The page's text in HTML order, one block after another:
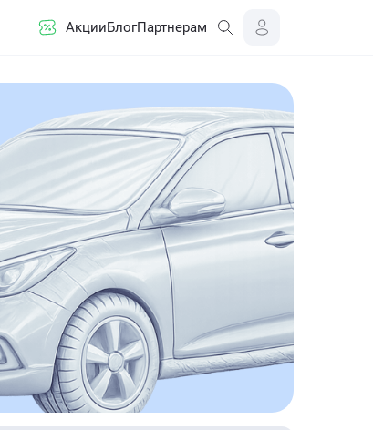
АкцииБлогПартнерам